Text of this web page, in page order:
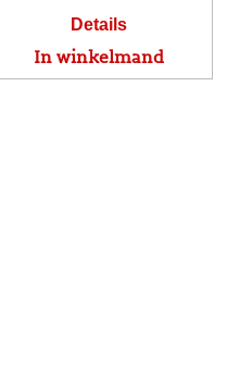
Details
In winkelmand